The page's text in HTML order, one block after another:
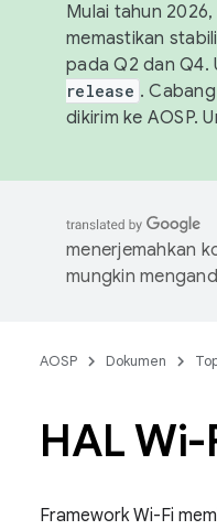
Mulai tahun
memastikan
pada Q2 dan Q4.
release .
dikirim ke AOSP.
menerjemahkan
mungkin
AOSP Dokumen
HAL Wi-
Framework Wi-Fi